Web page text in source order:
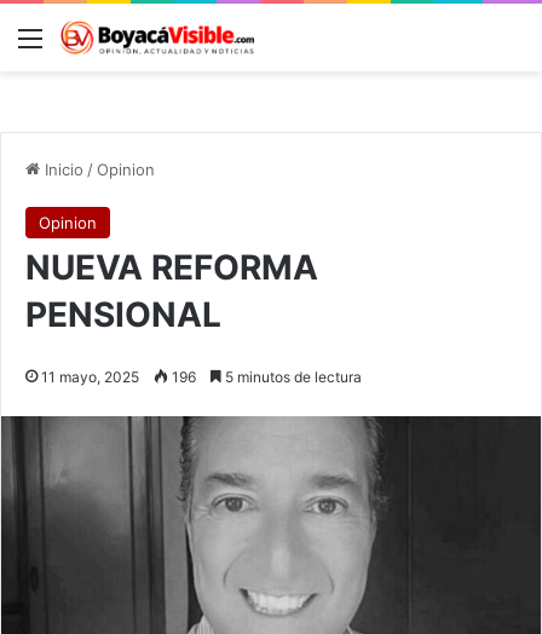
Menú
Inicio /Opinion
Opinion
NUEVA REFORMA
PENSIONAL
11 mayo, 2025 196 5 minutos de lectura